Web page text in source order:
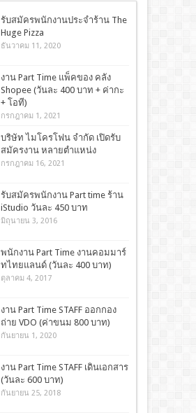
รับสมัครพนักงานประจำร้าน The
Huge Pizza
ธันวาคม 11, 2020
งาน Part Time แพ็คของ คลัง
Shopee (วันละ 400 บาท + ค่ากะ
+ โอที)
กรกฎาคม 1, 2021
บริษัท ไมโครโฟน จำกัด เปิดรับ
สมัครงาน หลายตำแหน่ง
กรกฎาคม 16, 2021
รับสมัครพนักงาน Part time ร้าน
iStudio วันละ 450 บาท
มิถุนายน 3, 2016
พนักงาน Part Time งานคอมมาร์
ทไทยแลนด์ (วันละ 400 บาท)
ตุลาคม 4, 2017
งาน Part Time STAFF ออกกอง
ถ่าย VDO (ค่าขนม 800 บาท)
กันยายน 1, 2020
งาน Part Time STAFF เดินเอกสาร
(วันละ 600 บาท)
กันยายน 25, 2018